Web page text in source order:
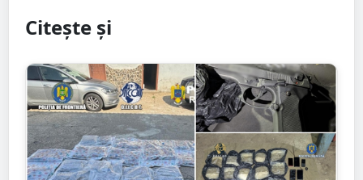
Citește și